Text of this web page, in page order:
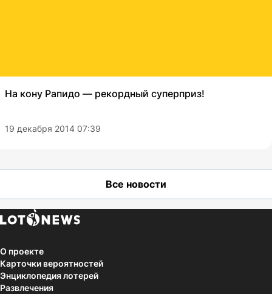
На кону Рапидо — рекордный суперприз!
19 декабря 2014 07:39
Все новости
О проекте
Карточки вероятностей
Энциклопедия лотерей
Развлечения